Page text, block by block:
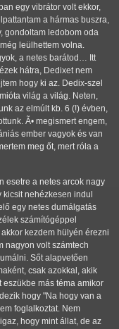
egy vibrátor volt ekkor,
a hármas buszra,
gondoltam ledobom oda
leülhettem volna.
a netes barátod… Itt
hátra, Dedixet nem
hogy ki az. Dedix-szel
világ a világ. Neten,
az elmúlt kb. 6 (!) évben,
Ã• megismert engem,
ember vagyok és van
meg őt, mert róla a
esetre a netes arcok nagy
nehézkesen indul
egy netes dumálgatás
számítógéppel
kezdem hülyén érezni
nagyon volt számtech
Sőt alapvetően
csak azokkal, akik
más téma amikor
hogy "Na hogy van a
foglalkoztat. Nem
hogy mint állat, de az